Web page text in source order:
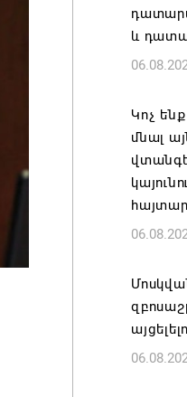
և
Կոչ
մնալ